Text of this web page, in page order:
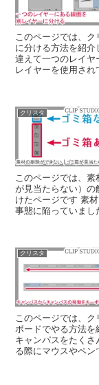
このページでは、
に分ける方法を紹
違えて一つのレイヤ
レイヤーを使用され
クリスタ
このページでは、
が見当たらない）の
けたページです 素
事態に陥っていまし
クリスタ
このページでは、
ボードでやる方法を
キャンパスをたく
る際にマウスやペン